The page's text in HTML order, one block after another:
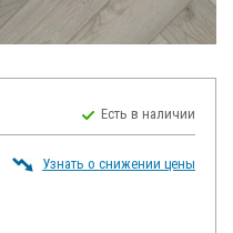
Есть в наличии
Узнать о снижении цены